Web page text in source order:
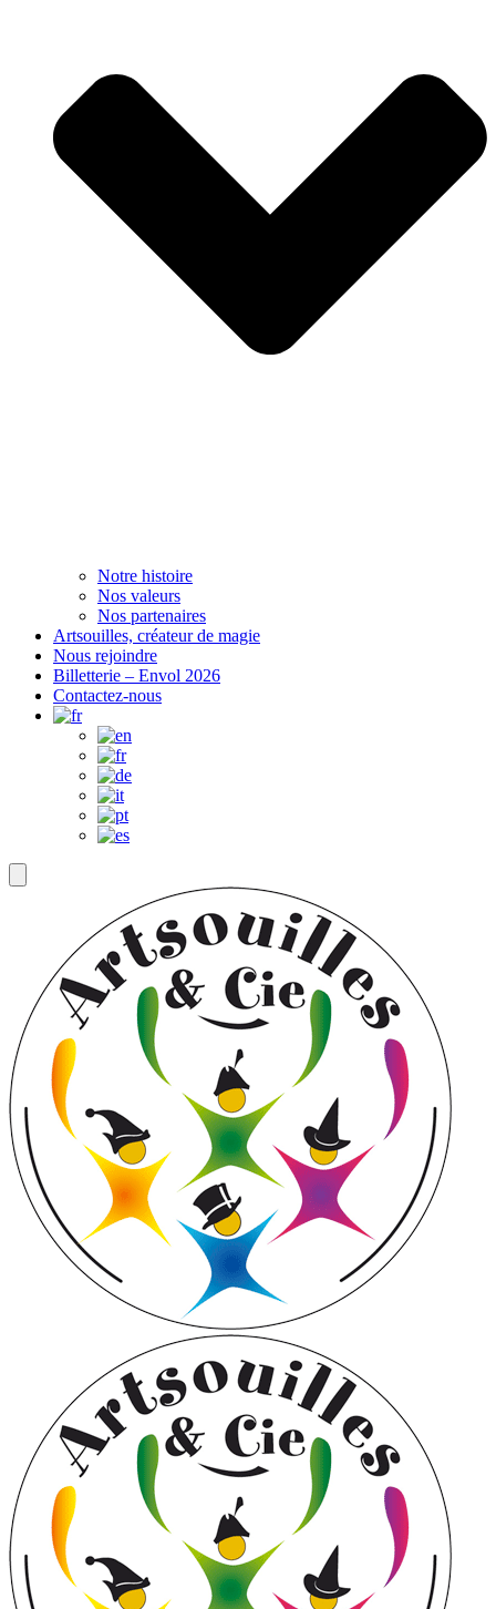
Notre histoire
Nos valeurs
Nos partenaires
Artsouilles, créateur de magie
Nous rejoindre
Billetterie – Envol 2026
Contactez-nous